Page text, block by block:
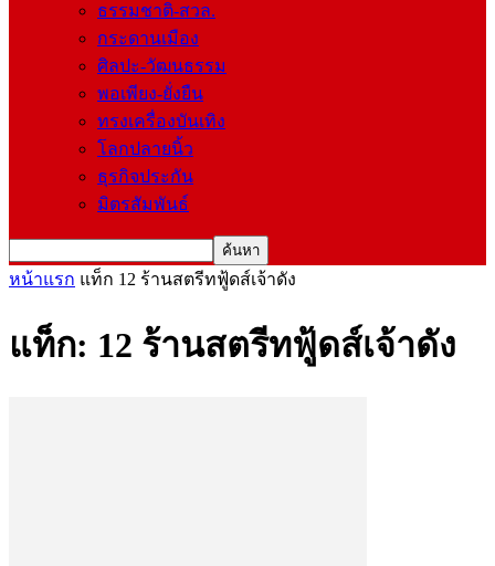
ธรรมชาติ-สวล.
กระดานเมือง
ศิลปะ-วัฒนธรรม
พอเพียง-ยั่งยืน
ทรงเครื่องบันเทิง
โลกปลายนิ้ว
ธุรกิจประกัน
มิตรสัมพันธ์
หน้าแรก แท็ก 12 ร้านสตรีทฟู้ดส์เจ้าดัง
แท็ก: 12 ร้านสตรีทฟู้ดส์เจ้าดัง